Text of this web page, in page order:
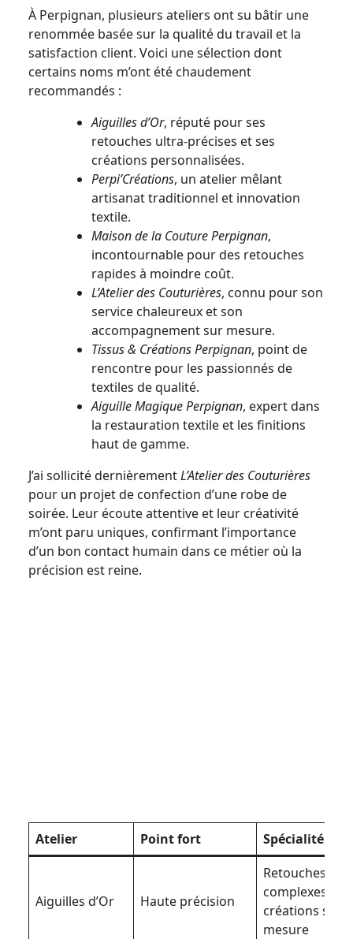
À Perpignan, plusieurs ateliers ont su bâtir une
renommée basée sur la qualité du travail et la
satisfaction client. Voici une sélection dont
certains noms m’ont été chaudement
recommandés :
Aiguilles d’Or, réputé pour ses
retouches ultra-précises et ses
créations personnalisées.
Perpi’Créations, un atelier mêlant
artisanat traditionnel et innovation
textile.
Maison de la Couture Perpignan,
incontournable pour des retouches
rapides à moindre coût.
L’Atelier des Couturières, connu pour son
service chaleureux et son
accompagnement sur mesure.
Tissus & Créations Perpignan, point de
rencontre pour les passionnés de
textiles de qualité.
Aiguille Magique Perpignan, expert dans
la restauration textile et les finitions
haut de gamme.
J’ai sollicité dernièrementL’Atelier des Couturières
pour un projet de confection d’une robe de
soirée. Leur écoute attentive et leur créativité
m’ont paru uniques, confirmant l’importance
d’un bon contact humain dans ce métier où la
précision est reine.
Atelier Point fort Spécialité
Aiguilles d’Or Haute précision
Retouches
complexes,
créations sur
mesure